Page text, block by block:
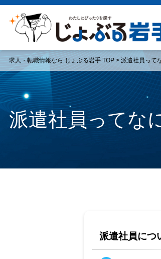
求人・転職情報なら じょぶる岩手 TOP > 派遣社員って
派遣社員ってな
派遣社員につ